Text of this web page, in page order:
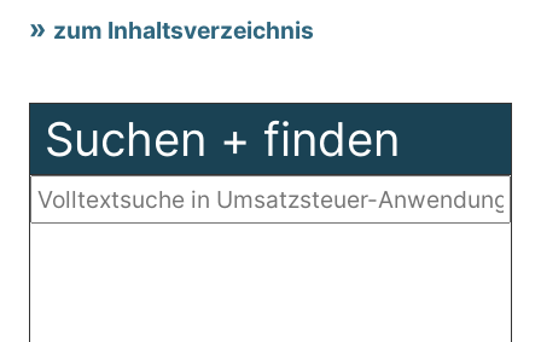
zum Inhaltsverzeichnis
Suchen + finden